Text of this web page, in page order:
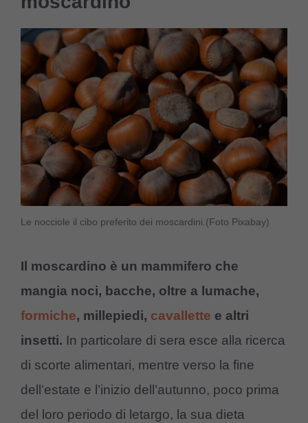
Le nocciole il cibo preferito dei moscardini.(Foto Pixabay)
Il moscardino è un mammifero che
mangia noci, bacche, oltre a lumache,
formiche, millepiedi, cavallette e altri
insetti. In particolare di sera esce alla ricerca
di scorte alimentari, mentre verso la fine
dell’estate e l’inizio dell’autunno, poco prima
del loro periodo di letargo, la sua dieta